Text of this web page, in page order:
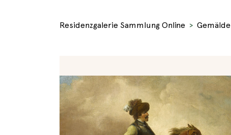
Residenzgalerie Sammlung Online Gemälde